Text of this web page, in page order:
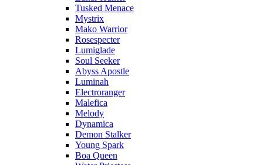
Tusked Menace
Mystrix
Mako Warrior
Rosespecter
Lumiglade
Soul Seeker
Abyss Apostle
Luminah
Electroranger
Malefica
Melody
Dynamica
Demon Stalker
Young Spark
Boa Queen